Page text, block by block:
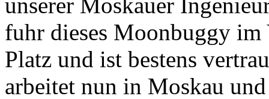
unserer Moskauer
fuhr dieses Moonbuggy
Platz und ist bestens
arbeitet nun in Moskau